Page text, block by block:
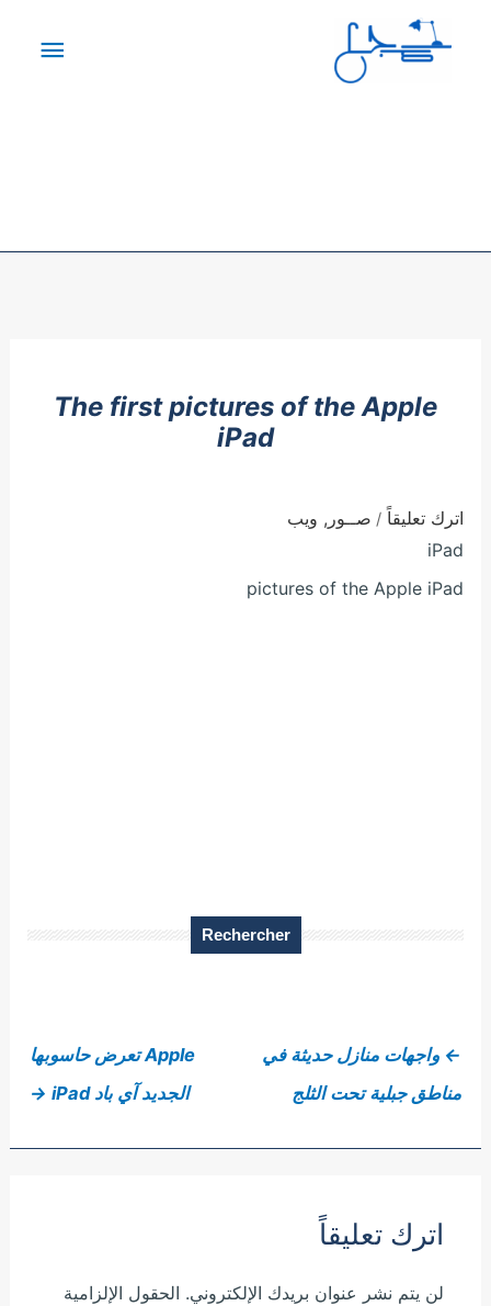
المحتوى
The first pictures of the Apple
iPad
اترك تعليقاً / صــور , ويب
iPad
pictures of the Apple iPad
Rechercher
← واجهات منازل حديثة في
مناطق جبلية تحت الثلج
Apple تعرض حاسوبها
الجديد آي باد iPad
→
اترك تعليقاً
لن يتم نشر عنوان بريدك الإلكتروني. الحقول الإلزامية